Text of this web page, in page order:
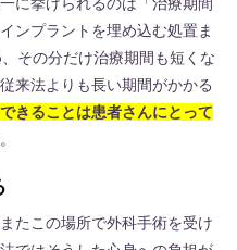
ンプラントを埋め込む処置ま
その分だけ治療期間も短くな
来法よりも長い期間がかかる
きることは患者さんにとって
たこの場所で外科手術を受け